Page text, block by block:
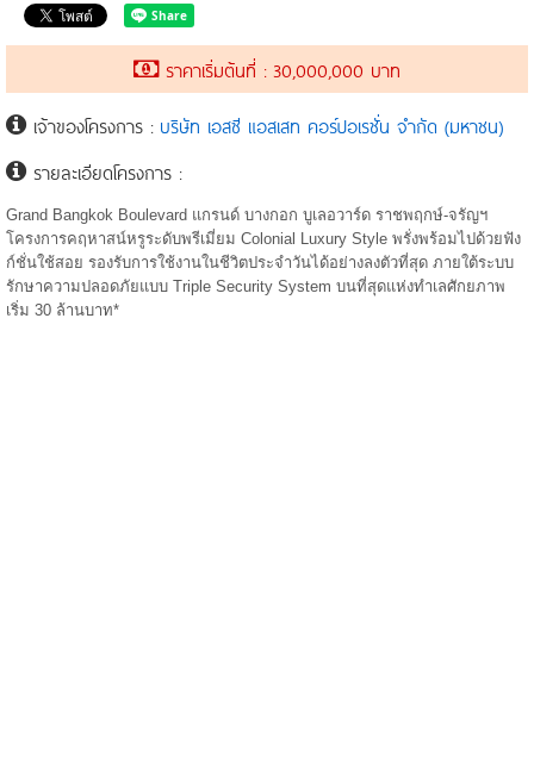
ราคาเริ่มต้นที่ : 30,000,000 บาท
เจ้าของโครงการ : บริษัท เอสซี แอสเสท คอร์ปอเรชั่น จำกัด (มหาชน)
รายละเอียดโครงการ :
Grand Bangkok Boulevard แกรนด์ บางกอก บูเลอวาร์ด ราชพฤกษ์-จรัญฯ
โครงการคฤหาสน์หรูระดับพรีเมี่ยม Colonial Luxury Style พรั่งพร้อมไปด้วยฟัง
ก์ชั่นใช้สอย รองรับการใช้งานในชีวิตประจำวันได้อย่างลงตัวที่สุด ภายใต้ระบบ
รักษาความปลอดภัยแบบ Triple Security System บนที่สุดแห่งทำเลศักยภาพ
เริ่ม 30 ล้านบาท*